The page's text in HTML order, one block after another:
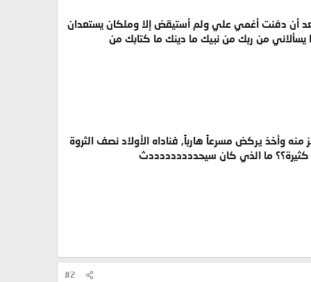
بعد أن دفنت أغمي علي ولم أستيقض إلا وملكان يستعدان
يسألاني من ربك من نبيك ما دينك ما كتابك من
منه وأخذ يركض مسرعاً هارباً, فناداه الأولاد نصف الثروة
كثيرة؟؟ ما الذي كان سيحدددددددددث
#2